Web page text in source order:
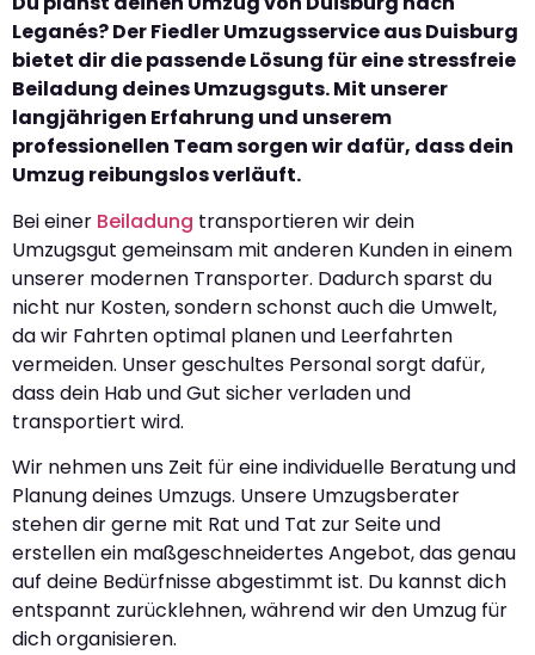
Leganés? Der Fiedler Umzugsservice aus Duisburg
bietet dir die passende Lösung für eine stressfreie
Beiladung deines Umzugsguts. Mit unserer
langjährigen Erfahrung und unserem
professionellen Team sorgen wir dafür, dass dein
Umzug reibungslos verläuft.
Bei einer Beiladung transportieren wir dein
Umzugsgut gemeinsam mit anderen Kunden in einem
unserer modernen Transporter. Dadurch sparst du
nicht nur Kosten, sondern schonst auch die Umwelt,
da wir Fahrten optimal planen und Leerfahrten
vermeiden. Unser geschultes Personal sorgt dafür,
dass dein Hab und Gut sicher verladen und
transportiert wird.
Wir nehmen uns Zeit für eine individuelle Beratung und
Planung deines Umzugs. Unsere Umzugsberater
stehen dir gerne mit Rat und Tat zur Seite und
erstellen ein maßgeschneidertes Angebot, das genau
auf deine Bedürfnisse abgestimmt ist. Du kannst dich
entspannt zurücklehnen, während wir den Umzug für
dich organisieren.